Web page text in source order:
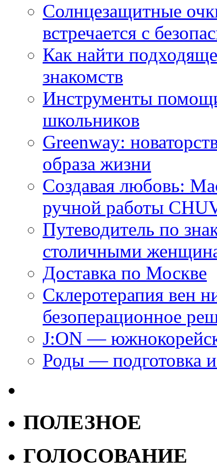
Солнцезащитные
встречается с
Как найти
знакомств
Инструменты
школьников
Greenway:
образа жизни
Создавая любовь:
ручной работы
Путеводитель по
столичными
Доставка по Москве
Склеротерапия вен
безоперационное
J:ON —
Роды — подготовка
ПОЛЕЗНОЕ
ГОЛОСОВАНИЕ